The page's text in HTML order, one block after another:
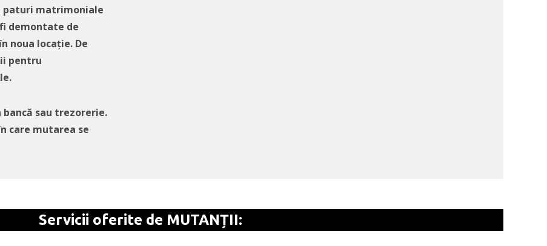
paturi matrimoniale
demontate de
noua locație. De
pentru
sau trezorerie.
care mutarea se
Servicii oferite de MUTANȚII: